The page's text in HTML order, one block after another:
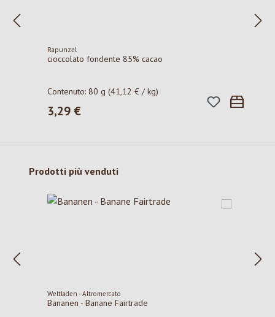
Rapunzel
cioccolato fondente 85% cacao
Contenuto:80 g(41,12 € / kg)
Prezzo normale:
3,29 €
Salta la galleria dei prodotti
Prodotti più venduti
Weltladen - Altromercato
Bananen - Banane Fairtrade